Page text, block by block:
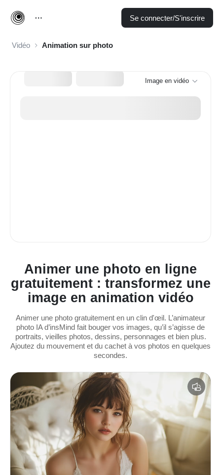
Se connecter/S'inscrire
Vidéo Animation sur photo
Animer une photo en ligne
gratuitement : transformez une
image en animation vidéo
Animer une photo gratuitement en un clin d'œil. L’animateur
photo IA d’insMind fait bouger vos images, qu’il s’agisse de
portraits, vieilles photos, dessins, personnages et bien plus.
Ajoutez du mouvement et du cachet à vos photos en quelques
secondes.
Image en vidéo